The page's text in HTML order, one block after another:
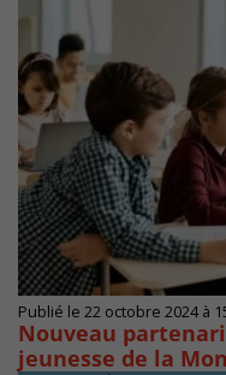
Publié le 22 octobre 2024 à
Nouveau
jeunesse de la